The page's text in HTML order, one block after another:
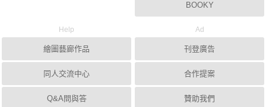
BOOKY
Help
繪圖藝廊作品
同人交流中心
Q&A問與答
Ad
刊登廣告
合作提案
贊助我們